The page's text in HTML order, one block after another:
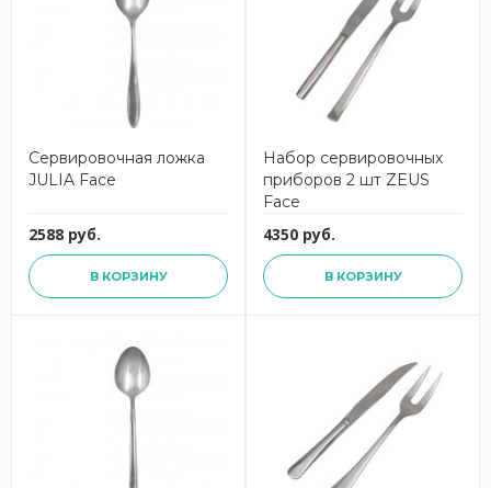
Сервировочная ложка
JULIA Face
2588 руб.
В КОРЗИНУ
Набор сервировочных
приборов 2 шт ZEUS
Face
4350 руб.
В КОРЗИНУ